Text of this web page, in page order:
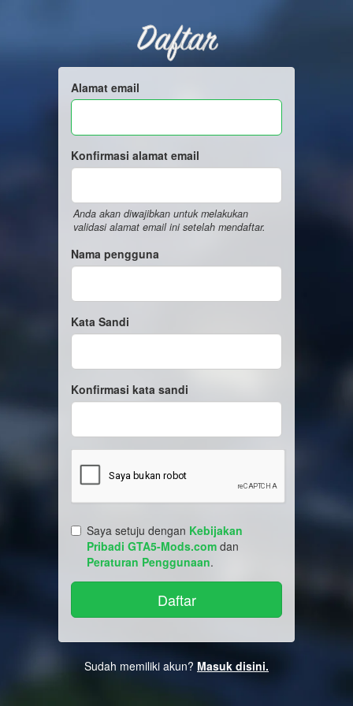
Daftar
Alamat email
Konfirmasi alamat email
Anda akan diwajibkan untuk melakukan
validasi alamat email ini setelah mendaftar.
Nama pengguna
Kata Sandi
Konfirmasi kata sandi
Saya setuju dengan Kebijakan
Pribadi GTA5-Mods.com dan
Peraturan Penggunaan.
Sudah memiliki akun? Masuk disini.